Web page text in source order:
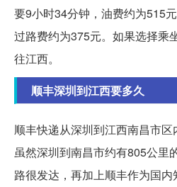
要9小时34分钟，油费约为515
过路费约为375元。如果选择乘
往江西。
顺丰深圳到江西要多久
顺丰快递从深圳到江西南昌市区
虽然深圳到南昌市约有805公里
路很发达，再加上顺丰作为国